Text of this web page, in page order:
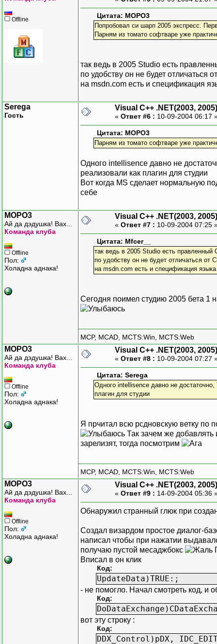
Offline
Цитата: MOPO3
Попробовал си шарп 2005 экспресс.
Парням из томато софтваре уже
так ведь в 2005 Studio есть
по удобству он не будет отличаться
на msdn.com есть и спецификация
Serega
Гость
Visual C++ .NET(2003, 2005)
« Ответ #6 : 10-09-2004 06:17
Цитата: MOPO3
Парням из томато софтваре уже
Одного intellisence давно не
реализовали как плагин для студии
Вот когда MS сделает нормальную
себе
MOPO3
Ай да дэдушка! Вах...
Команда клуба
Offline
Пол:
Холадна аднака!
Visual C++ .NET(2003, 2005)
« Ответ #7 : 10-09-2004 07:25
Цитата: Mfcer__
так ведь в 2005 Studio есть
по удобству он не будет отличаться от
на msdn.com есть и спецификация
Сегодня поимел студию 2005 бета 1
MCP, MCAD, MCTS:Win, MCTS:Web
MOPO3
Ай да дэдушка! Вах...
Команда клуба
Offline
Пол:
Холадна аднака!
Visual C++ .NET(2003, 2005)
« Ответ #8 : 10-09-2004 07:27
Цитата: Serega
Одного intellisence давно не
плагин для студии
Я прчитал всю рсдновскую ветку по
Так зачем же добавлять
зарелизят, тогда посмотрим
MCP, MCAD, MCTS:Win, MCTS:Web
MOPO3
Ай да дэдушка! Вах...
Команда клуба
Offline
Пол:
Холадна аднака!
Visual C++ .NET(2003, 2005)
« Ответ #9 : 14-09-2004 05:36
Обнаружил странный глюк при
Создал визардом простое диалог-
написал чтобы при нажатии
получаю пустой месаджбокс
Вписал в он клик
Код:
UpdateData)TRUE:;
- не помогло. Начал смотреть код, и
Код:
вот эту строку :
Код:
DDX_Control)pDX,